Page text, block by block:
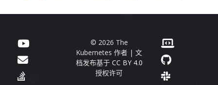
© 2026 The
Kubernetes 作者 | 文
档发布基于 CC BY 4.0
授权许可